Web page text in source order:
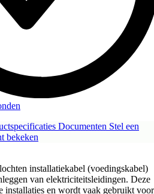
Documenten Stel een
bekeken
installatiekabel (voedingskabel)
van elektriciteitsleidingen. Deze
installaties en wordt vaak gebruikt voor